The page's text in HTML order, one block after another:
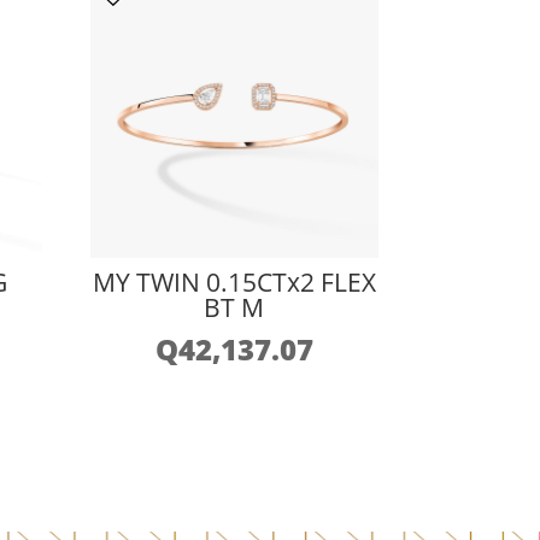
MY TWIN 0.15CTx2 FLEX
BT M
Q42,137.07